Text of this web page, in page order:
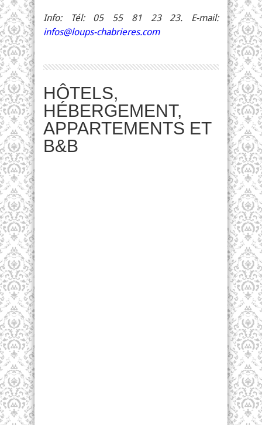
Info: Tél: 05 55 81 23 23. E-mail:
infos@loups-chabrieres.com
HÔTELS,
HÉBERGEMENT,
APPARTEMENTS ET
B&B